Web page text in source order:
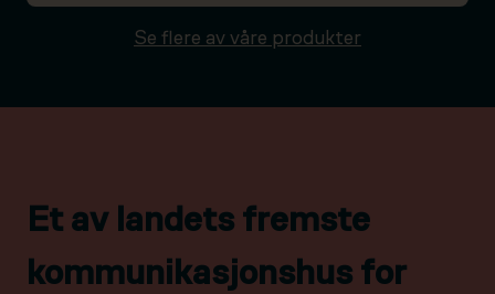
Se flere av våre produkter
Et av landets fremste
kommunikasjonshus for